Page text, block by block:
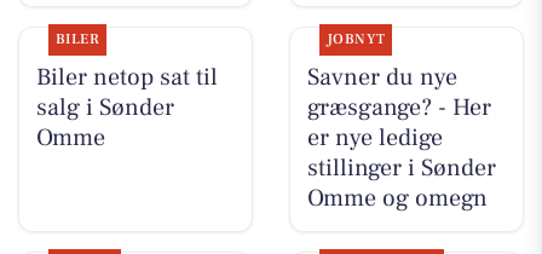
BILER
Biler netop sat til
salg i Sønder
Omme
JOBNYT
Savner du nye
græsgange? - Her
er nye ledige
stillinger i Sønder
Omme og omegn